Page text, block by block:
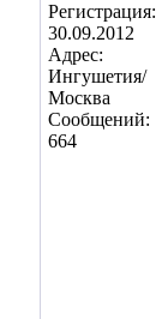
Регистрация:
30.09.2012
Адрес:
Ингушетия/
Москва
Сообщений:
664